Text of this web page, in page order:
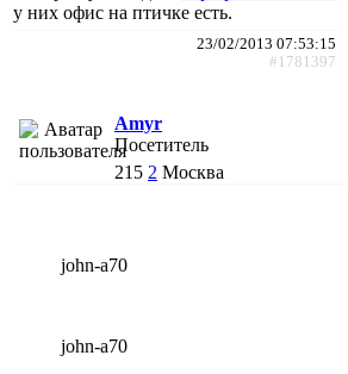
у них офис на птичке есть.
23/02/2013 07:53:15
#1781397
Amyr
Посетитель
215 2 Москва
john-a70
john-a70